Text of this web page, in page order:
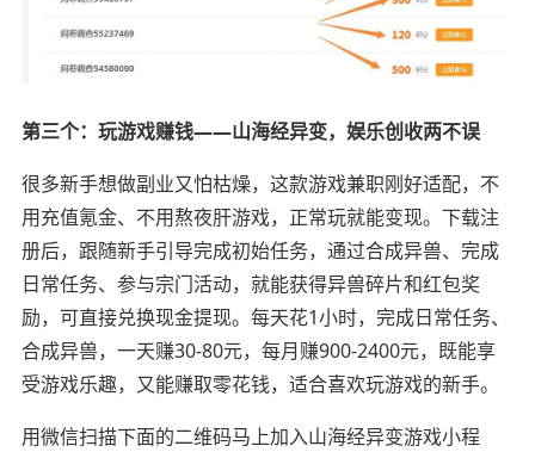
第三个：玩游戏赚钱——山海经异变，娱乐创收两不误
很多新手想做副业又怕枯燥，这款游戏兼职刚好适配，不
用充值氪金、不用熬夜肝游戏，正常玩就能变现。下载注
册后，跟随新手引导完成初始任务，通过合成异兽、完成
日常任务、参与宗门活动，就能获得异兽碎片和红包奖
励，可直接兑换现金提现。每天花1小时，完成日常任务、
合成异兽，一天赚30-80元，每月赚900-2400元，既能享
受游戏乐趣，又能赚取零花钱，适合喜欢玩游戏的新手。
用微信扫描下面的二维码马上加入山海经异变游戏小程